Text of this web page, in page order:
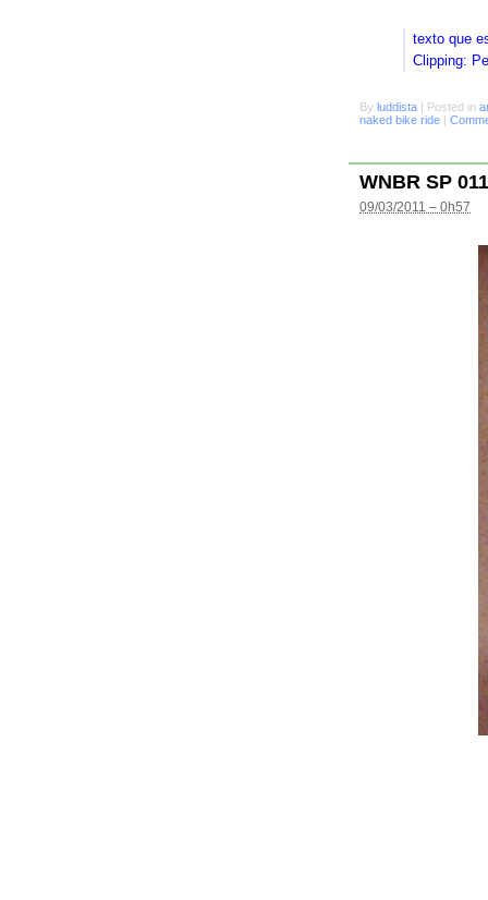
texto que
Clipping:
By luddista | Posted in
naked bike ride |
WNBR SP 011
09/03/2011 – 0h57